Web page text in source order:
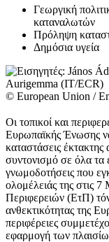
Γεωργική
καταναλωτών
Πρόληψη
Δημόσια υγεία
© European Union /
Οι τοπικοί και
Ευρωπαϊκής Ένωσης
καταστάσεις
συντονισμό σε όλα τα
γνωμοδοτήσεις που
ολομέλειάς της στις
Περιφερειών (ΕτΠ)
ανθεκτικότητας της
περιφέρειες
εφαρμογή των